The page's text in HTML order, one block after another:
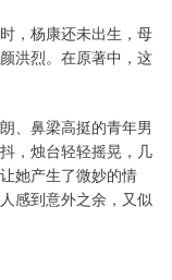
，杨康还未出生，母
洪烈。在原著中，这
、鼻梁高挺的青年男
，烛台轻轻摇晃，几
她产生了微妙的情
感到意外之余，又似